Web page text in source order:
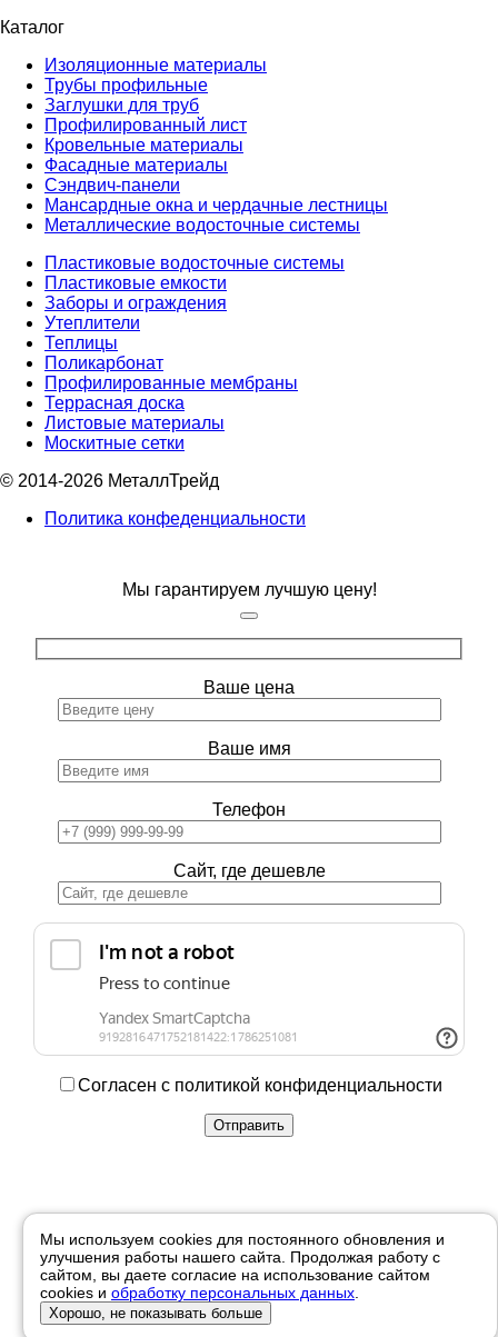
Каталог
Изоляционные материалы
Трубы профильные
Заглушки для труб
Профилированный лист
Кровельные материалы
Фасадные материалы
Сэндвич-панели
Мансардные окна и чердачные лестницы
Металлические водосточные системы
Пластиковые водосточные системы
Пластиковые емкости
Заборы и ограждения
Утеплители
Теплицы
Поликарбонат
Профилированные мембраны
Террасная доска
Листовые материалы
Москитные сетки
© 2014-2026 МеталлТрейд
Политика конфеденциальности
Мы гарантируем лучшую цену!
Ваше цена
Ваше имя
Телефон
Сайт, где дешевле
Согласен с политикой конфиденциальности
Купить в 1 клик
Ваше имя
Телефон
Отправить
Мы используем cookies для постоянного обновления и
улучшения работы нашего сайта. Продолжая работу с
сайтом, вы даете согласие на использование сайтом
cookies и обработку персональных данных
Хорошо, не показывать больше